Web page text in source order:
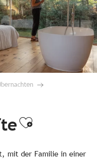
Ajouter
mit der Familie in einer